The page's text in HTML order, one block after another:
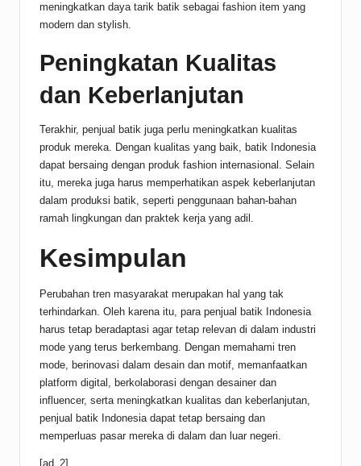
meningkatkan daya tarik batik sebagai fashion item yang
modern dan stylish.
Peningkatan Kualitas
dan Keberlanjutan
Terakhir, penjual batik juga perlu meningkatkan kualitas
produk mereka. Dengan kualitas yang baik, batik Indonesia
dapat bersaing dengan produk fashion internasional. Selain
itu, mereka juga harus memperhatikan aspek keberlanjutan
dalam produksi batik, seperti penggunaan bahan-bahan
ramah lingkungan dan praktek kerja yang adil.
Kesimpulan
Perubahan tren masyarakat merupakan hal yang tak
terhindarkan. Oleh karena itu, para penjual batik Indonesia
harus tetap beradaptasi agar tetap relevan di dalam industri
mode yang terus berkembang. Dengan memahami tren
mode, berinovasi dalam desain dan motif, memanfaatkan
platform digital, berkolaborasi dengan desainer dan
influencer, serta meningkatkan kualitas dan keberlanjutan,
penjual batik Indonesia dapat tetap bersaing dan
memperluas pasar mereka di dalam dan luar negeri.
[ad_2]